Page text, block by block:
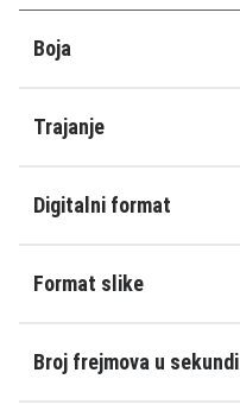
Boja
Trajanje
Digitalni format
Format slike
Broj frejmova u sekundi